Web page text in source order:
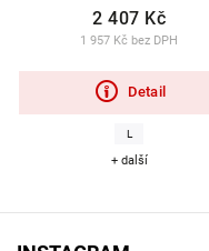
1 957 Kč bez DPH
2 407 Kč
Detail
L
+ další